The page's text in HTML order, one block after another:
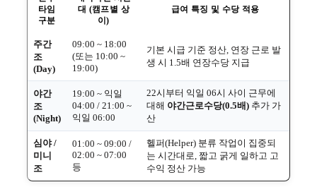
타임
구분
대 (캠프별 상
이)
급여 특징 및 수당 적용
주간
조
(Day)
09:00 ~ 18:00
(또는 10:00 ~
19:00)
기본 시급 기준 정산, 연장 근로 발
생 시 1.5배 연장수당 지급
야간
조
(Night)
19:00 ~ 익일
04:00 / 21:00 ~
익일 06:00
22시부터 익일 06시 사이 근무에
대해 야간근로수당(0.5배) 추가 가
산
심야 /
미니
조
01:00 ~ 09:00 /
02:00 ~ 07:00
등
헬퍼(Helper) 분류 작업이 집중되
는 시간대로, 짧고 굵게 일하고 고
수익 정산 가능